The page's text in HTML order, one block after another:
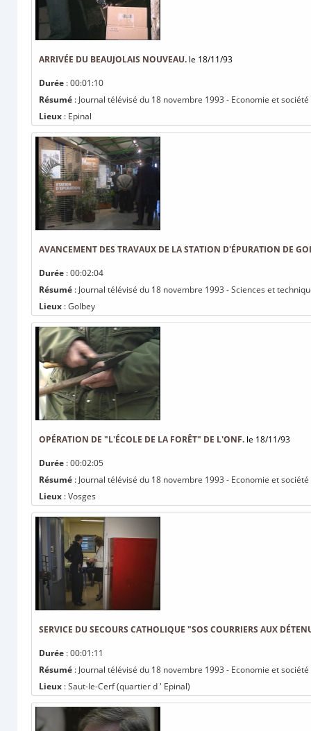
ARRIVÉE DU BEAUJOLAIS NOUVEAU. le 18/11/93
Durée : 00:01:10
Résumé : Journal télévisé du 18 novembre 1993 - Economie et
Lieux : Epinal
AVANCEMENT DES TRAVAUX DE LA STATION D'ÉPURATION DE
Durée : 00:02:04
Résumé : Journal télévisé du 18 novembre 1993 - Sciences et
Lieux : Golbey
OPÉRATION DE "L'ÉCOLE DE LA FORÊT" DE L'ONF. le 18/11/93
Durée : 00:02:05
Résumé : Journal télévisé du 18 novembre 1993 - Economie et
Lieux : Vosges
SERVICE DU SECOURS CATHOLIQUE "SOS COURRIERS AUX
Durée : 00:01:11
Résumé : Journal télévisé du 18 novembre 1993 - Economie et
Lieux : Saut-le-Cerf (quartier d ' Epinal)